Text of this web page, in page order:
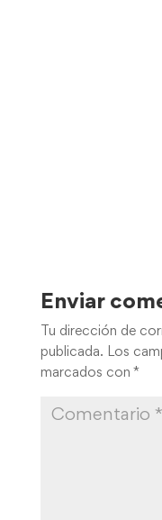
Enviar
Tu dirección de
publicada. Los
marcados con *